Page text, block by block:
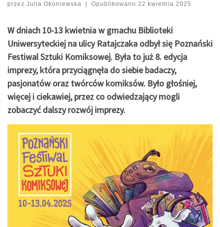
przez Julia Okoniewska Opublikowano 22 kwietnia 2025
W dniach 10-13 kwietnia w gmachu Biblioteki
Uniwersyteckiej na ulicy Ratajczaka odbył się Poznański
Festiwal Sztuki Komiksowej. Była to już 8. edycja
imprezy, która przyciągnęła do siebie badaczy,
pasjonatów oraz twórców komiksów. Było głośniej,
więcej i ciekawiej, przez co odwiedzający mogli
zobaczyć dalszy rozwój imprezy.